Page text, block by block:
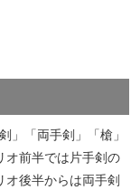
」「両手剣」「槍」
オ前半では片手剣の
後半からは両手剣